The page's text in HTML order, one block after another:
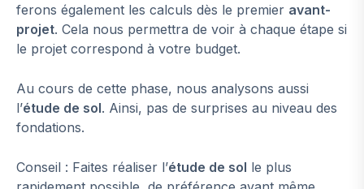
ferons également les calculs dès le premier avant-
projet. Cela nous permettra de voir à chaque étape si
le projet correspond à votre budget.
Au cours de cette phase, nous analysons aussi
l’étude de sol. Ainsi, pas de surprises au niveau des
fondations.
Conseil : Faites réaliser l’étude de sol le plus